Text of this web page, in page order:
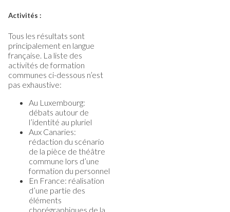
Activités :
Tous les résultats sont
principalement en langue
française. La liste des
activités de formation
communes ci-dessous n’est
pas exhaustive:
Au Luxembourg:
débats autour de
l’identité au pluriel
Aux Canaries:
rédaction du scénario
de la pièce de théâtre
commune lors d’une
formation du personnel
En France: réalisation
d’une partie des
éléments
chorégraphiques de la